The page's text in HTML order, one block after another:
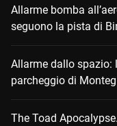
Allarme bomba
seguono la pista di
Allarme dallo spazio:
parcheggio di
The Toad Apocalypse.